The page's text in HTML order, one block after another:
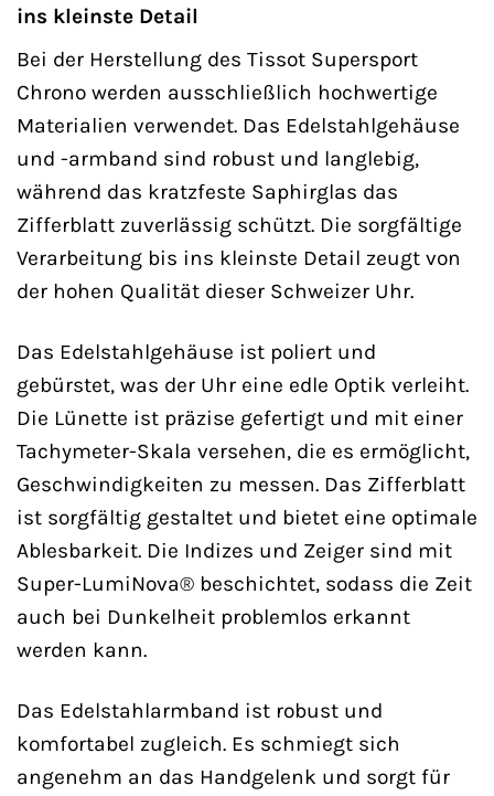
ins kleinste Detail
Bei der Herstellung des Tissot Supersport
Chrono werden ausschließlich hochwertige
Materialien verwendet. Das Edelstahlgehäuse
und -armband sind robust und langlebig,
während das kratzfeste Saphirglas das
Zifferblatt zuverlässig schützt. Die sorgfältige
Verarbeitung bis ins kleinste Detail zeugt von
der hohen Qualität dieser Schweizer Uhr.
Das Edelstahlgehäuse ist poliert und
gebürstet, was der Uhr eine edle Optik verleiht.
Die Lünette ist präzise gefertigt und mit einer
Tachymeter-Skala versehen, die es ermöglicht,
Geschwindigkeiten zu messen. Das Zifferblatt
ist sorgfältig gestaltet und bietet eine optimale
Ablesbarkeit. Die Indizes und Zeiger sind mit
Super-LumiNova® beschichtet, sodass die Zeit
auch bei Dunkelheit problemlos erkannt
werden kann.
Das Edelstahlarmband ist robust und
komfortabel zugleich. Es schmiegt sich
angenehm an das Handgelenk und sorgt für